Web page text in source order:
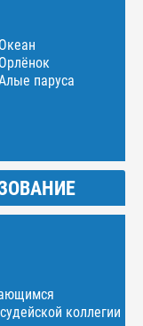
паруса
коллегии